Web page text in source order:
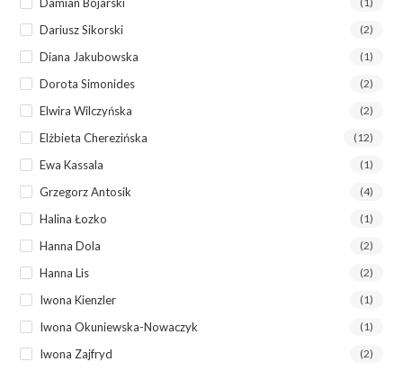
Dariusz Sikorski (2)
Diana Jakubowska (1)
Dorota Simonides (2)
Elwira Wilczyńska (2)
Elżbieta Cherezińska (12)
Ewa Kassala (1)
Grzegorz Antosik (4)
Halina Łozko (1)
Hanna Dola (2)
Hanna Lis (2)
Iwona Kienzler (1)
Iwona Okuniewska-Nowaczyk (1)
Iwona Zajfryd (2)